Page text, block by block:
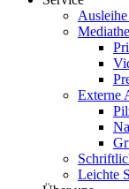
Externe
Leichte